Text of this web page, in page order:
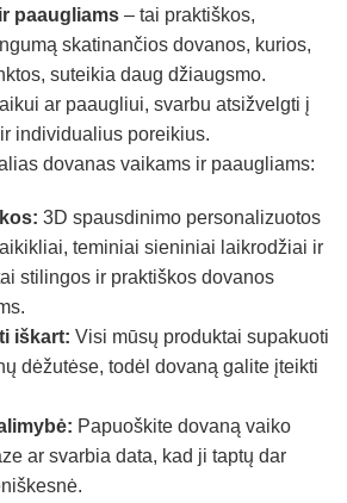
paaugliams – tai praktiškos,
skatinančios dovanos, kurios,
suteikia daug džiaugsmo.
ar paaugliui, svarbu atsižvelgti į
individualius poreikius.
dovanas vaikams ir paaugliams:
3D spausdinimo personalizuotos
teminiai sieniniai laikrodžiai ir
stilingos ir praktiškos dovanos
iškart: Visi mūsų produktai supakuoti
dėžutėse, todėl dovaną galite įteikti
Papuoškite dovaną vaiko
ar svarbia data, kad ji taptų dar